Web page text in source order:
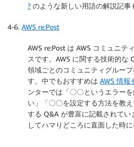
? のような新しい用語の解説記事
4-6. AWS re:Post
AWS re:Post は AWS コミュニテ
スです。AWS に関する技術的な
領域ごとのコミュニティグルー
す。中でもおすすめは AWS 情報
ンターでは「〇〇というエラー
い」「〇〇を設定する方法を教
する Q&A が豊富に記載されてい
してハマりどころに直面した時に